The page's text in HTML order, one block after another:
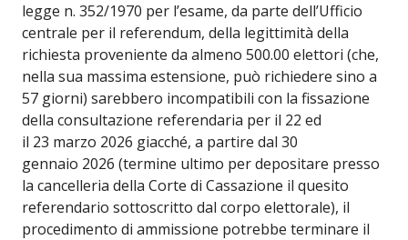
legge n. 352/1970 per l’esame, da parte dell’Ufficio
centrale per il referendum, della legittimità della
richiesta proveniente da almeno 500.00 elettori (che,
nella sua massima estensione, può richiedere sino a
57 giorni) sarebbero incompatibili con la fissazione
della consultazione referendaria per il 22 ed
il 23 marzo 2026 giacché, a partire dal 30
gennaio 2026 (termine ultimo per depositare presso
la cancelleria della Corte di Cassazione il quesito
referendario sottoscritto dal corpo elettorale), il
procedimento di ammissione potrebbe terminare il